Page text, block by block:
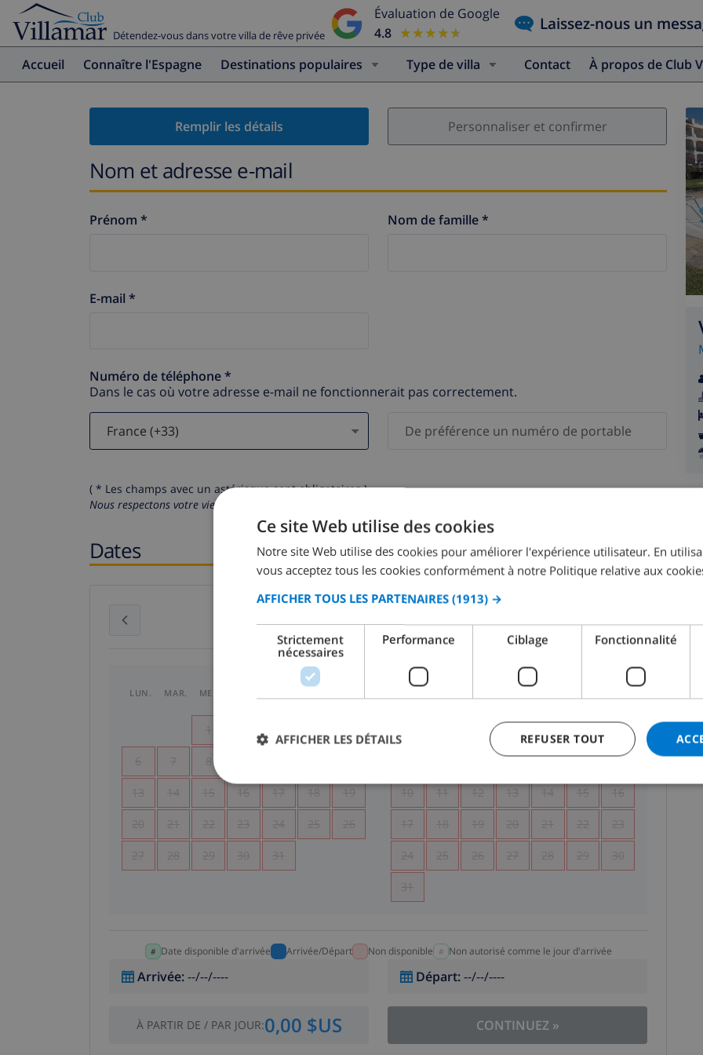
Détendez-vous dans votre villa de rêve privée
Évaluation de Google
4.8 ★★★★★
★★★★★ Laissez-nous un
Accueil Connaître l'Espagne Destinations populaires Type de villa Contact À propos de Club
Remplir les détails Personnaliser et confirmer
Nom et adresse e-mail
Prénom * Nom de famille *
E-mail *
Numéro de téléphone *
Dans le cas où votre adresse e-mail ne fonctionnerait pas correctement.
( * Les champs avec un astérisque sont obligatoires )
Nous respectons votre vie privée.
Dates
juillet 2026 août 2026
LUN. MAR. MER.
1
6 7 8
13 14 15 16 17 18 19
20 21 22 23 24 25 26
27 28 29 30 31
6 7 8 9
10 11 12 13 14 15 16
17 18 19 20 21 22 23
24 25 26 27 28 29 30
31
Date disponible d'arrivée Arrivée/Départ Non disponible Non autorisé comme le jour d'arrivée
Arrivée:--/--/---- Départ:--/--/----
À PARTIR DE / PAR JOUR:0,00 $US CONTINUEZ»
Ce site Web utilise des cookies
Notre site Web utilise des cookies pour améliorer l'expérience utilisateur. En
vous acceptez tous les cookies conformément à notre Politique relative aux
AFFICHER TOUS LES PARTENAIRES (1913) →
Strictement
nécessaires
Performance Ciblage Fonctionnalité
REFUSER TOUT
AFFICHER LES DÉTAILS